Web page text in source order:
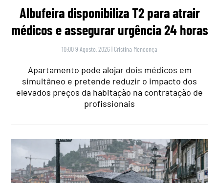
Albufeira disponibiliza T2 para atrair
médicos e assegurar urgência 24 horas
10:00 9 Agosto, 2026 | Cristina Mendonça
Apartamento pode alojar dois médicos em
simultâneo e pretende reduzir o impacto dos
elevados preços da habitação na contratação de
profissionais